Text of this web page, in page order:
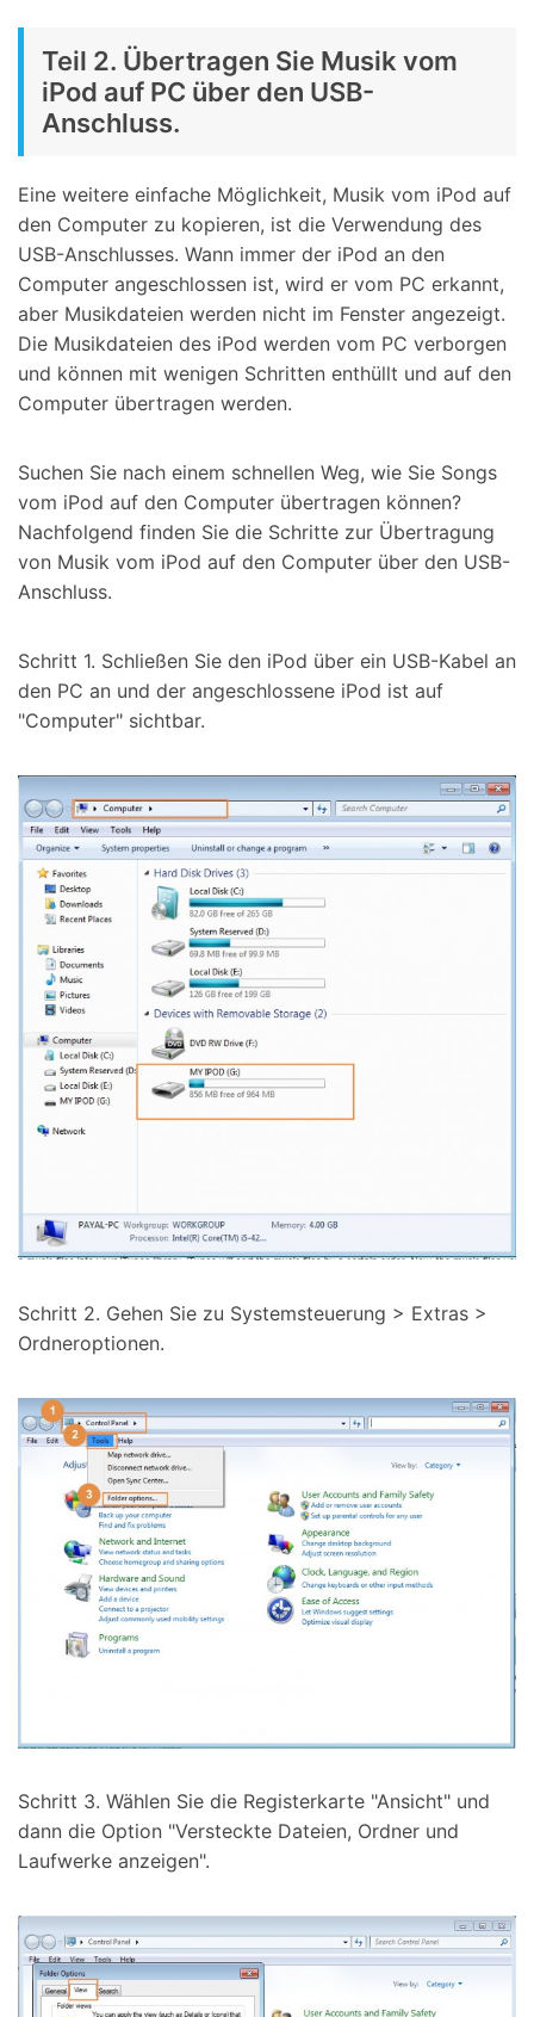
Teil 2. Übertragen Sie Musik vom
iPod auf PC über den USB-
Anschluss.
Eine weitere einfache Möglichkeit, Musik vom iPod auf
den Computer zu kopieren, ist die Verwendung des
USB-Anschlusses. Wann immer der iPod an den
Computer angeschlossen ist, wird er vom PC erkannt,
aber Musikdateien werden nicht im Fenster angezeigt.
Die Musikdateien des iPod werden vom PC verborgen
und können mit wenigen Schritten enthüllt und auf den
Computer übertragen werden.
Suchen Sie nach einem schnellen Weg, wie Sie Songs
vom iPod auf den Computer übertragen können?
Nachfolgend finden Sie die Schritte zur Übertragung
von Musik vom iPod auf den Computer über den USB-
Anschluss.
Schritt 1. Schließen Sie den iPod über ein USB-Kabel an
den PC an und der angeschlossene iPod ist auf
"Computer" sichtbar.
Schritt 2. Gehen Sie zu Systemsteuerung > Extras >
Ordneroptionen.
Schritt 3. Wählen Sie die Registerkarte "Ansicht" und
dann die Option "Versteckte Dateien, Ordner und
Laufwerke anzeigen".